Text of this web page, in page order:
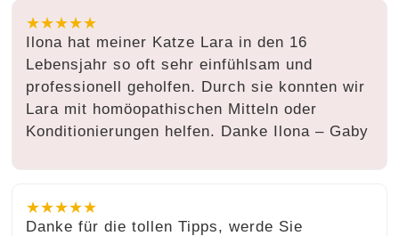
★★★★★
Ilona hat meiner Katze Lara in den 16
Lebensjahr so oft sehr einfühlsam und
professionell geholfen. Durch sie konnten wir
Lara mit homöopathischen Mitteln oder
Konditionierungen helfen. Danke Ilona – Gaby
★★★★★
Danke für die tollen Tipps, werde Sie